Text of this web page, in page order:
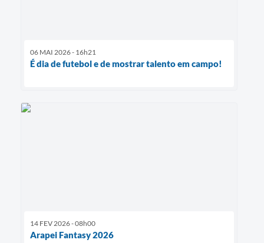
06 MAI 2026 - 16h21
É dia de futebol e de mostrar talento em campo!
14 FEV 2026 - 08h00
Arapei Fantasy 2026